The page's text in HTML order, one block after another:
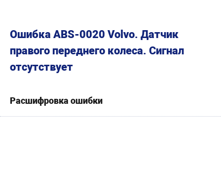
Ошибка ABS-0020 Volvo. Датчик
правого переднего колеса. Сигнал
отсутствует
Расшифровка ошибки